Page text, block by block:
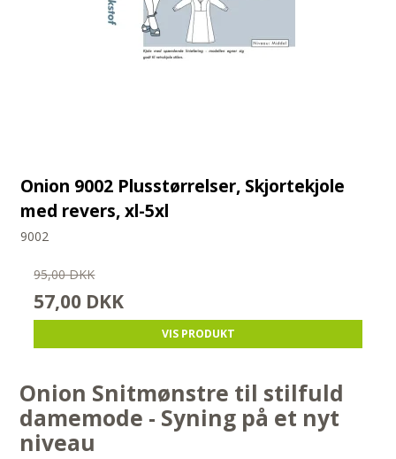
Onion 9002 Plusstørrelser, Skjortekjole
med revers, xl-5xl
9002
95,00 DKK
57,00 DKK
VIS PRODUKT
Onion Snitmønstre til stilfuld
damemode - Syning på et nyt
niveau